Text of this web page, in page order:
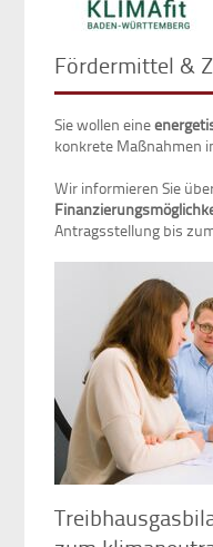
Fördermittel &
Sie wollen eine
konkrete Maßnahmen
Wir informieren Sie
Antragsstellung bis